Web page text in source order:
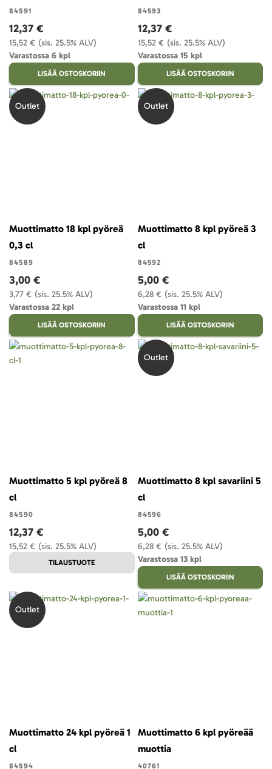
84591
(sis. 25.5% ALV)
15,52 €
12,37 €
Varastossa 6 kpl
LISÄÄ OSTOSKORIIN
84593
(sis. 25.5% ALV)
15,52 €
12,37 €
Varastossa 15 kpl
LISÄÄ OSTOSKORIIN
Outlet
Muottimatto 18 kpl pyöreä
0,3 cl
84589
(sis. 25.5% ALV)
3,77 €
3,00 €
Varastossa 22 kpl
LISÄÄ OSTOSKORIIN
Outlet
Muottimatto 8 kpl pyöreä 3
cl
84592
(sis. 25.5% ALV)
6,28 €
5,00 €
Varastossa 11 kpl
LISÄÄ OSTOSKORIIN
Muottimatto 5 kpl pyöreä 8
cl
84590
(sis. 25.5% ALV)
15,52 €
12,37 €
TILAUSTUOTE
Outlet
Muottimatto 8 kpl savariini 5
cl
84596
(sis. 25.5% ALV)
6,28 €
5,00 €
Varastossa 13 kpl
LISÄÄ OSTOSKORIIN
Outlet
Muottimatto 24 kpl pyöreä 1
cl
84594
Muottimatto 6 kpl pyöreää
muottia
40761